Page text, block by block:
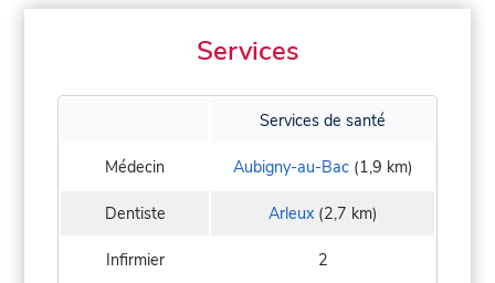
Services
Services de santé
Médecin Aubigny-au-Bac(1,9 km)
Dentiste Arleux(2,7 km)
Infirmier 2